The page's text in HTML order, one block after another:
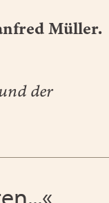
Müller.
der